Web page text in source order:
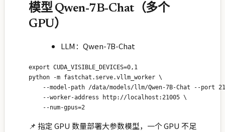
模型 Qwen-7B-Chat（多个
GPU）
LLM：Qwen-7B-Chat
export CUDA_VISIBLE_DEVICES=0,1
python -m fastchat.serve.vllm_worker \
--model-path /data/models/llm/Qwen-7B-Chat --port
    --worker-address http://localhost:21005 \
📌 指定 GPU 数量部署大参数模型，一个 GPU 不足